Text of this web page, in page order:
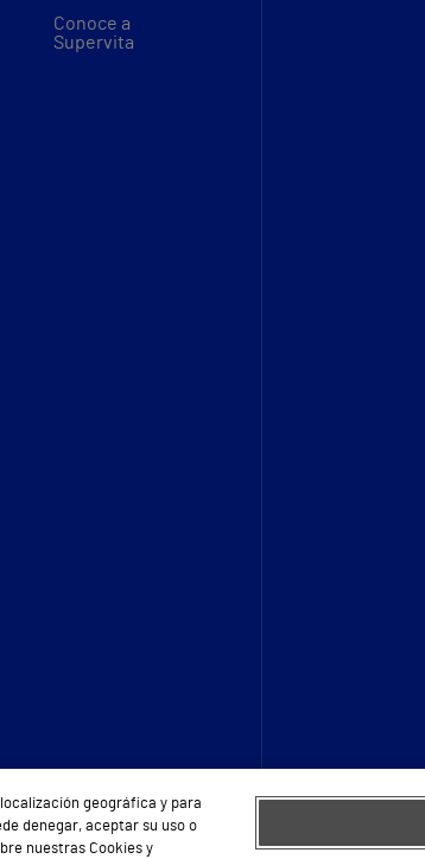
Conoce a
Supervita
geográfica y para
denegar, aceptar su uso o
nuestras Cookies y